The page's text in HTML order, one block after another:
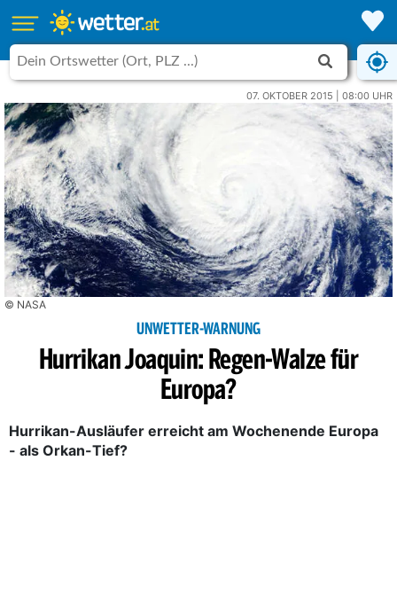
07. OKTOBER 2015 | 08:00 UHR
© NASA
UNWETTER-WARNUNG
Hurrikan Joaquin: Regen-Walze für
Europa?
Hurrikan-Ausläufer erreicht am Wochenende Europa
- als Orkan-Tief?